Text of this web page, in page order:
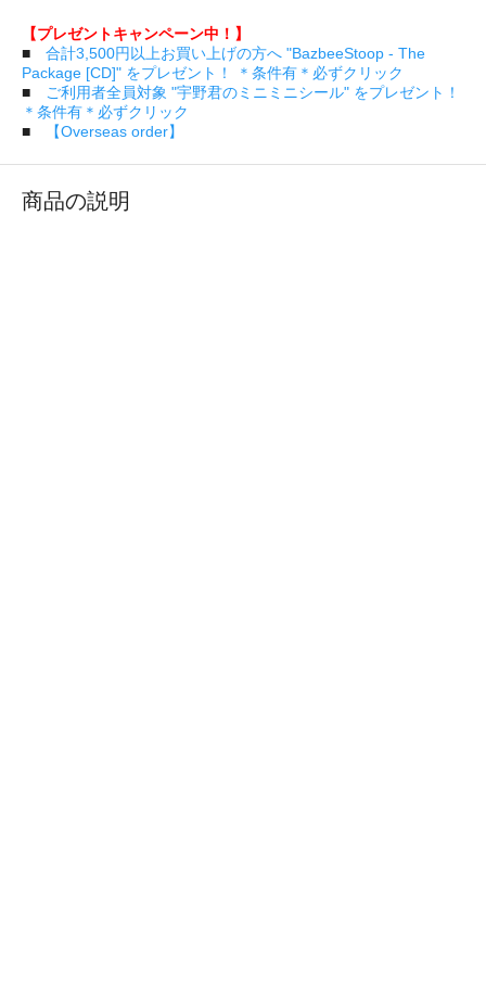
【プレゼントキャンペーン中！】
■ 合計3,500円以上お買い上げの方へ "BazbeeStoop - The
Package [CD]" をプレゼント！ ＊条件有＊必ずクリック
■
ご利用者全員対象 "宇野君のミニミニシール" をプレゼント！
＊条件有＊必ずクリック
■
【Overseas order】
商品の説明